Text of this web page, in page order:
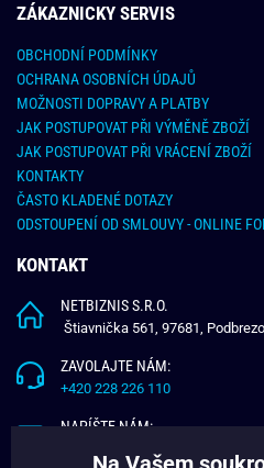
ZÁKAZNICKY SERVIS
OBCHODNÍ PODMÍNKY
OCHRANA OSOBNÍCH ÚDAJŮ
MOŽNOSTI DOPRAVY A PLATBY
JAK POSTUPOVAT PŘI VÝMĚNĚ ZBOŽÍ
JAK POSTUPOVAT PŘI VRÁCENÍ ZBOŽÍ
KONTAKTY
ČASTO KLADENÉ DOTAZY
ODSTOUPENÍ OD SMLOUVY - ONLINE
KONTAKT
NETBIZNIS S.R.O.
Štiavnička 561, 97681,
ZAVOLAJTE NÁM:
+420 228 226 110
NAPÍŠTE NÁM: